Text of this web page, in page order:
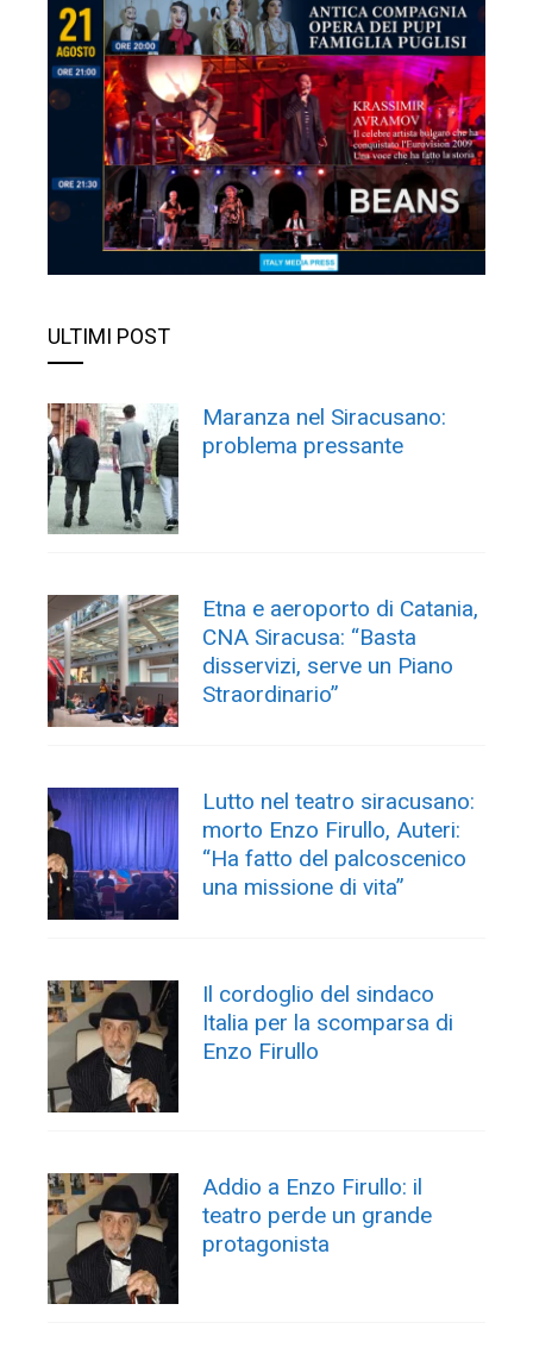
ULTIMI POST
Maranza nel Siracusano:
problema pressante
Etna e aeroporto di Catania,
CNA Siracusa: “Basta
disservizi, serve un Piano
Straordinario”
Lutto nel teatro siracusano:
morto Enzo Firullo, Auteri:
“Ha fatto del palcoscenico
una missione di vita”
Il cordoglio del sindaco
Italia per la scomparsa di
Enzo Firullo
Addio a Enzo Firullo: il
teatro perde un grande
protagonista